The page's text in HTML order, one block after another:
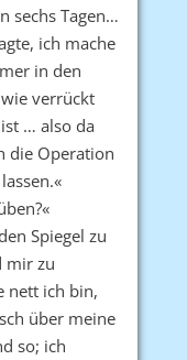
sechs Tagen…
ich mache
in den
verrückt
… also da
die Operation
Spiegel zu
mir zu
nett ich bin,
über meine
so; ich